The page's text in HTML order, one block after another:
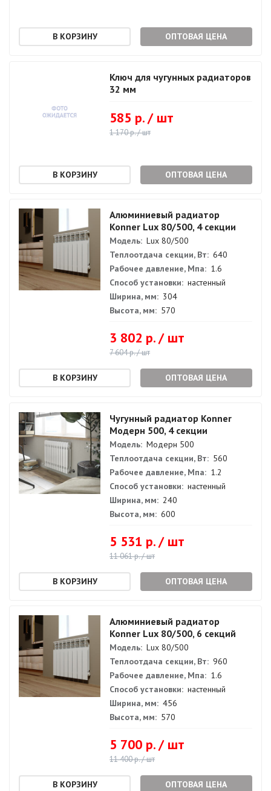
ОПТОВАЯ ЦЕНА
Ключ для чугунных радиаторов
32 мм
585 р. / шт
1 170 р. / шт
ОПТОВАЯ ЦЕНА
Алюминиевый радиатор
Konner Lux 80/500, 4 секции
Модель: Lux 80/500
Теплоотдача секции, Вт: 640
Рабочее давление, Мпа: 1.6
Способ установки: настенный
Ширина, мм: 304
Высота, мм: 570
3 802 р. / шт
7 604 р. / шт
ОПТОВАЯ ЦЕНА
Чугунный радиатор Konner
Модерн 500, 4 секции
Модель: Модерн 500
Теплоотдача секции, Вт: 560
Рабочее давление, Мпа: 1.2
Способ установки: настенный
Ширина, мм: 240
Высота, мм: 600
5 531 р. / шт
11 061 р. / шт
ОПТОВАЯ ЦЕНА
Алюминиевый радиатор
Konner Lux 80/500, 6 секций
Модель: Lux 80/500
Теплоотдача секции, Вт: 960
Рабочее давление, Мпа: 1.6
Способ установки: настенный
Ширина, мм: 456
Высота, мм: 570
5 700 р. / шт
11 400 р. / шт
ОПТОВАЯ ЦЕНА